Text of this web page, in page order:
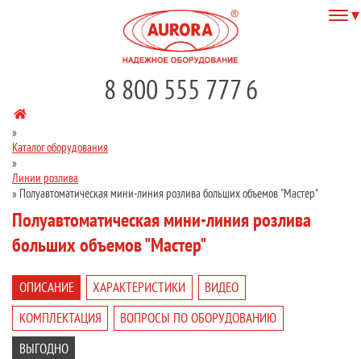
8 800 555 777 6
»
Каталог оборудования
»
Линии розлива
» Полуавтоматическая мини-линия розлива больших объемов "Мастер"
Полуавтоматическая мини-линия розлива
больших объемов "Мастер"
ОПИСАНИЕ ХАРАКТЕРИСТИКИ
ВИДЕО
КОМПЛЕКТАЦИЯ
ВОПРОСЫ ПО ОБОРУДОВАНИЮ
ВЫГОДНО